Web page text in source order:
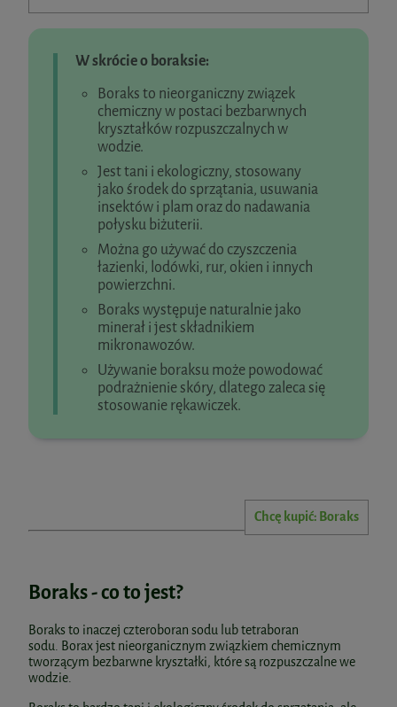
W skrócie o boraksie:
Boraks to nieorganiczny związek
chemiczny w postaci bezbarwnych
kryształków rozpuszczalnych w
wodzie.
Jest tani i ekologiczny, stosowany
jako środek do sprzątania, usuwania
insektów i plam oraz do nadawania
połysku biżuterii.
Można go używać do czyszczenia
łazienki, lodówki, rur, okien i innych
powierzchni.
Boraks występuje naturalnie jako
minerał i jest składnikiem
mikronawozów.
Używanie boraksu może powodować
podrażnienie skóry, dlatego zaleca się
stosowanie rękawiczek.
Chcę kupić: Boraks
Boraks - co to jest?
Boraks to inaczej czteroboran sodu lub tetraboran
sodu. Borax jest nieorganicznym związkiem chemicznym
tworzącym bezbarwne kryształki, które są rozpuszczalne we
wodzie.